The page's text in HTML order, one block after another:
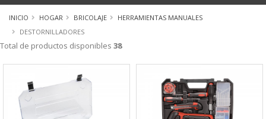
INICIO HOGAR BRICOLAJE
HERRAMIENTAS MANUALES
DESTORNILLADORES
Total de productos disponibles 38